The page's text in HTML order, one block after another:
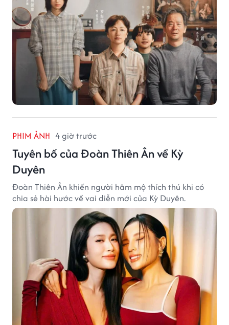
PHIM ẢNH 4 giờ trước
Tuyên bố của Đoàn Thiên Ân về Kỳ
Duyên
Đoàn Thiên Ân khiến người hâm mộ thích thú khi có
chia sẻ hài hước về vai diễn mới của Kỳ Duyên.